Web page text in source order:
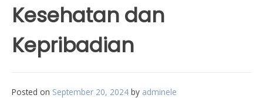
Kesehatan dan
Kepribadian
Posted on September 20, 2024 by adminele